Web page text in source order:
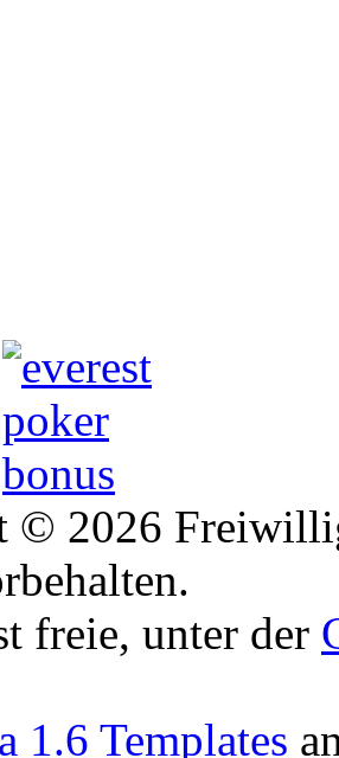
© 2026
freie, unter der
1.6 Templates